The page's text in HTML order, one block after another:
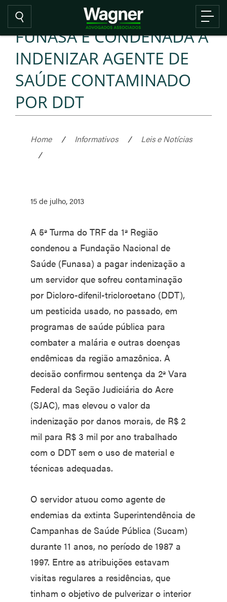
FUNASA É CONDENADA A
INDENIZAR AGENTE DE
SAÚDE CONTAMINADO
POR DDT
Home / Informativos /
Leis e Notícias
/
15 de julho, 2013
A 5ª Turma do TRF da 1ª Região
condenou a Fundação Nacional de
Saúde (Funasa) a pagar indenização a
um servidor que sofreu contaminação
por Dicloro-difenil-tricloroetano (DDT),
um pesticida usado, no passado, em
programas de saúde pública para
combater a malária e outras doenças
endêmicas da região amazônica. A
decisão confirmou sentença da 2ª Vara
Federal da Seção Judiciária do Acre
(SJAC), mas elevou o valor da
indenização por danos morais, de R$ 2
mil para R$ 3 mil por ano trabalhado
com o DDT sem o uso de material e
técnicas adequadas.
O servidor atuou como agente de
endemias da extinta Superintendência de
Campanhas de Saúde Pública (Sucam)
durante 11 anos, no período de 1987 a
1997. Entre as atribuições estavam
visitas regulares a residências, que
tinham o objetivo de pulverizar o interior